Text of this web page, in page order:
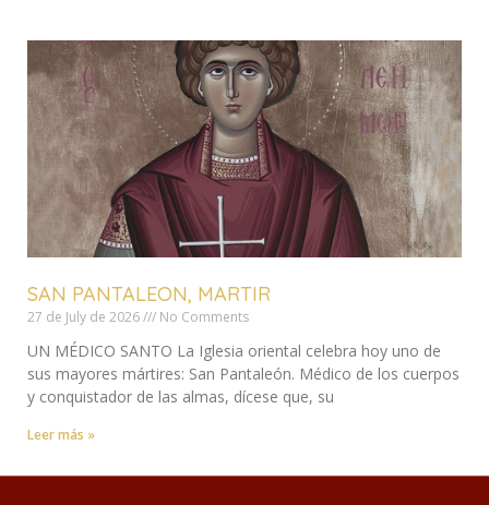
SAN PANTALEON, MARTIR
27 de July de 2026 No Comments
UN MÉDICO SANTO La Iglesia oriental celebra hoy uno de
sus mayores mártires: San Pantaleón. Médico de los cuerpos
y conquistador de las almas, dícese que, su
Leer más »